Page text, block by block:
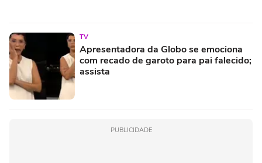
TV
Apresentadora da Globo se emociona
com recado de garoto para pai falecido;
assista
PUBLICIDADE